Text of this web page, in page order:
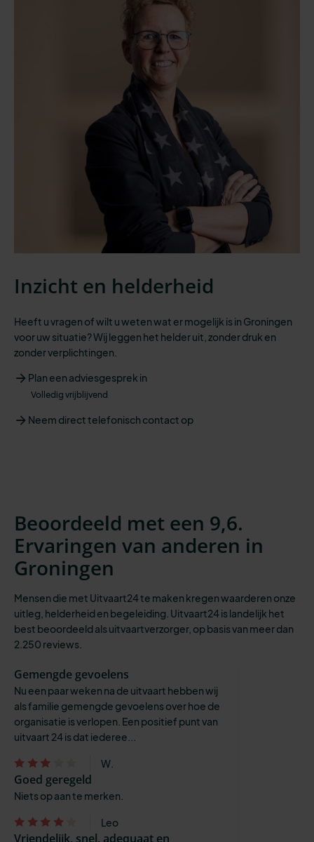
Inzicht en helderheid
Heeft u vragen of wilt u weten wat er mogelijk is in Groningen
voor uw situatie? Wij leggen het helder uit, zonder druk en
zonder verplichtingen.
Plan een adviesgesprek in
Volledig vrijblijvend
Neem direct telefonisch contact op
Beoordeeld met een 9,6.
Ervaringen van anderen in
Groningen
Mensen die met Uitvaart24 te maken kregen waarderen onze
uitleg, helderheid en begeleiding. Uitvaart24 is landelijk het
best beoordeeld als uitvaartverzorger, op basis van meer dan
2.250 reviews.
Gemengde gevoelens
Nu een paar weken na de uitvaart hebben wij
als familie gemengde gevoelens over hoe de
organisatie is verlopen. Een positief punt van
uitvaart 24 is dat iederee...
W.
Goed geregeld
Niets op aan te merken.
Leo
Vriendelijk, snel, adequaat en